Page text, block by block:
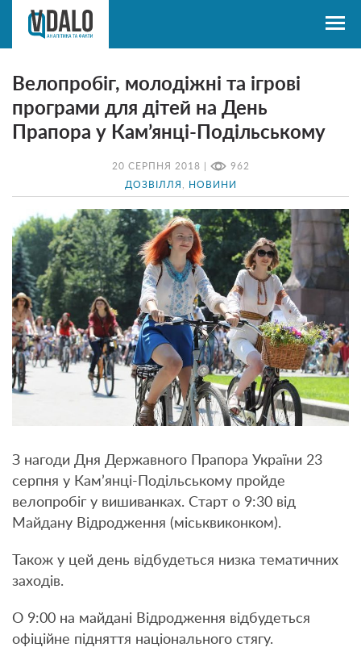
20 СЕРПНЯ 2018 | 962
ДОЗВІЛЛЯ НОВИНИ
Велопробіг, молодіжні та ігрові
програми для дітей на День
Прапора у Кам’янці-Подільському
З нагоди Дня Державного Прапора України 23
серпня у Кам’янці-Подільському пройде
велопробіг у вишиванках. Старт о 9:30 від
Майдану Відродження (міськвиконком).
Також у цей день відбудеться низка тематичних
заходів.
О 9:00 на майдані Відродження відбудеться
офіційне підняття національного стягу.